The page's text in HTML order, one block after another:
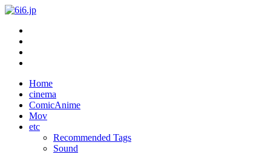
Home
cinema
ComicAnime
Mov
etc
Recommended Tags
Sound